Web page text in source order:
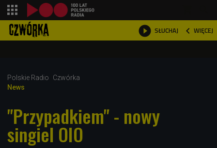
 SŁUCHAJ  WIĘCEJ

Polskie Radio
Czwórka
News
"Przypadkiem" - nowy
singiel OIO